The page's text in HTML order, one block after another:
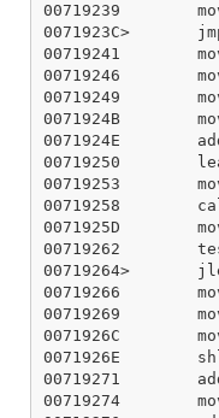
00719239
0071923C>
00719241
00719246
00719249
0071924B
0071924E
00719250
00719253
00719258
0071925D
00719262
00719264>
00719266
00719269
0071926C
0071926E
00719271
00719274